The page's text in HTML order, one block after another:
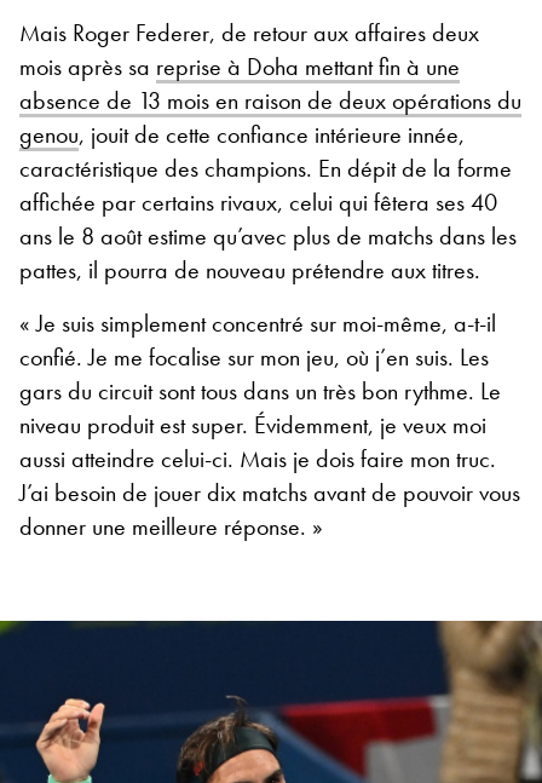
Mais Roger Federer, de retour aux affaires deux
mois après sa reprise à Doha mettant fin à une
absence de 13 mois en raison de deux opérations du
genou, jouit de cette confiance intérieure innée,
caractéristique des champions. En dépit de la forme
affichée par certains rivaux, celui qui fêtera ses 40
ans le 8 août estime qu’avec plus de matchs dans les
pattes, il pourra de nouveau prétendre aux titres.
« Je suis simplement concentré sur moi-même, a-t-il
confié. Je me focalise sur mon jeu, où j’en suis. Les
gars du circuit sont tous dans un très bon rythme. Le
niveau produit est super. Évidemment, je veux moi
aussi atteindre celui-ci. Mais je dois faire mon truc.
J’ai besoin de jouer dix matchs avant de pouvoir vous
donner une meilleure réponse. »